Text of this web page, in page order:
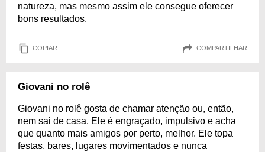
natureza, mas mesmo assim ele consegue oferecer
bons resultados.
COPIAR COMPARTILHAR
Giovani no rolê
Giovani no rolê gosta de chamar atenção ou, então,
nem sai de casa. Ele é engraçado, impulsivo e acha
que quanto mais amigos por perto, melhor. Ele topa
festas, bares, lugares movimentados e nunca